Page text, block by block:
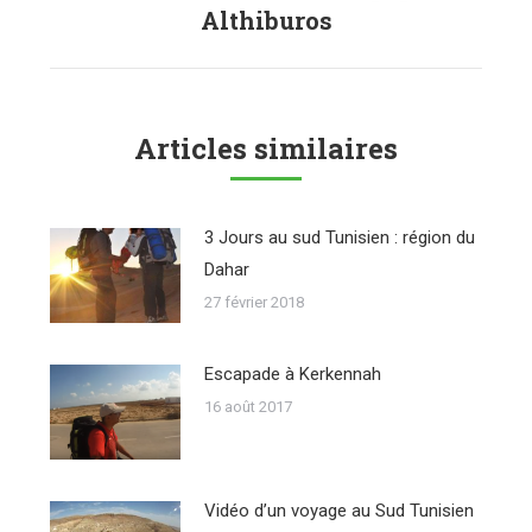
suivant
Althiburos
Articles similaires
3 Jours au sud Tunisien : région du
Dahar
27 février 2018
Escapade à Kerkennah
16 août 2017
Vidéo d’un voyage au Sud Tunisien